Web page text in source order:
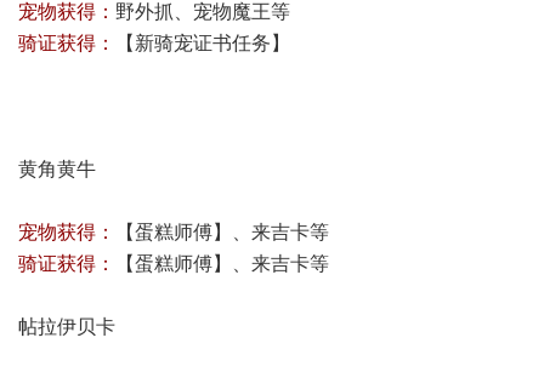
宠物获得： 野外抓、宠物魔王等
骑证获得：
【 新骑宠证书任务 】
黄角黄牛
宠物获得：
【蛋糕师傅】、来吉卡等
骑证获得：
【蛋糕师傅】、来吉卡等
帖拉伊贝卡